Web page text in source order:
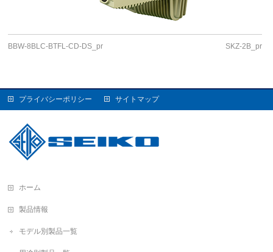
BBW-8BLC-BTFL-CD-DS_pr SKZ-2B_pr
プライバシーポリシー サイトマップ
ホーム
製品情報
モデル別製品一覧